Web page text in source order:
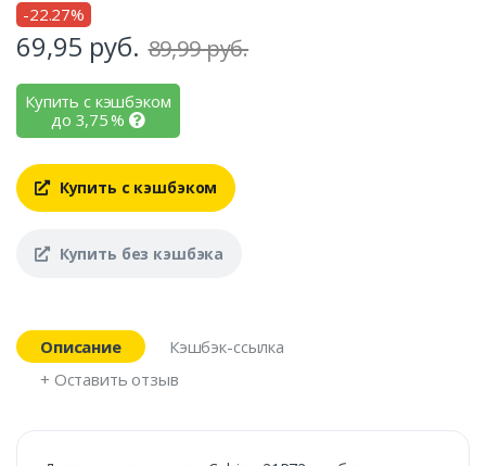
-22.27%
69,95 руб. 89,99 руб.
Купить с кэшбэком
до 3,75%
Купить с кэшбэком
Купить без кэшбэка
Описание
Кэшбэк-ссылка
+ Оставить отзыв